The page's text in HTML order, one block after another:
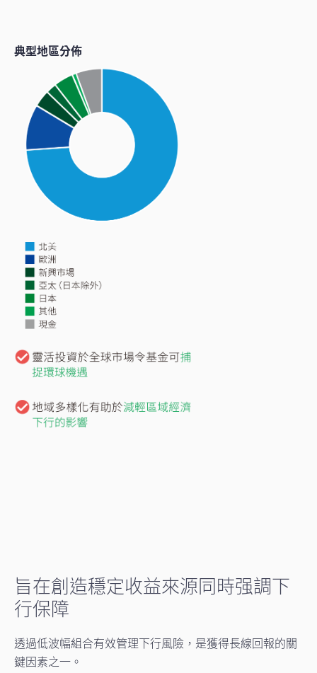
典型地區分佈
旨在創造穩定收益來源同時强調下
行保障
透過低波幅組合有效管理下行風險，是獲得長線回報的關
鍵因素之一。